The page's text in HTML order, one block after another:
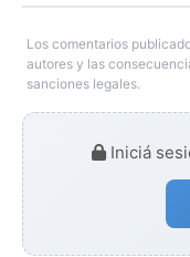
Los comentarios
autores y las
sanciones legales.
Iniciá